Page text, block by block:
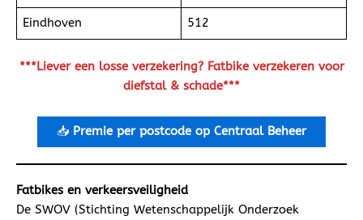
Eindhoven 512
***Liever een losse verzekering? Fatbike verzekeren voor
diefstal & schade***
📥 Premie per postcode op Centraal Beheer
Fatbikes en verkeersveiligheid
De SWOV (Stichting Wetenschappelijk Onderzoek